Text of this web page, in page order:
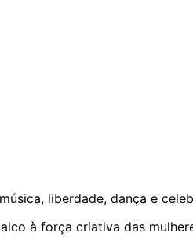
liberdade, dança e
à força criativa das